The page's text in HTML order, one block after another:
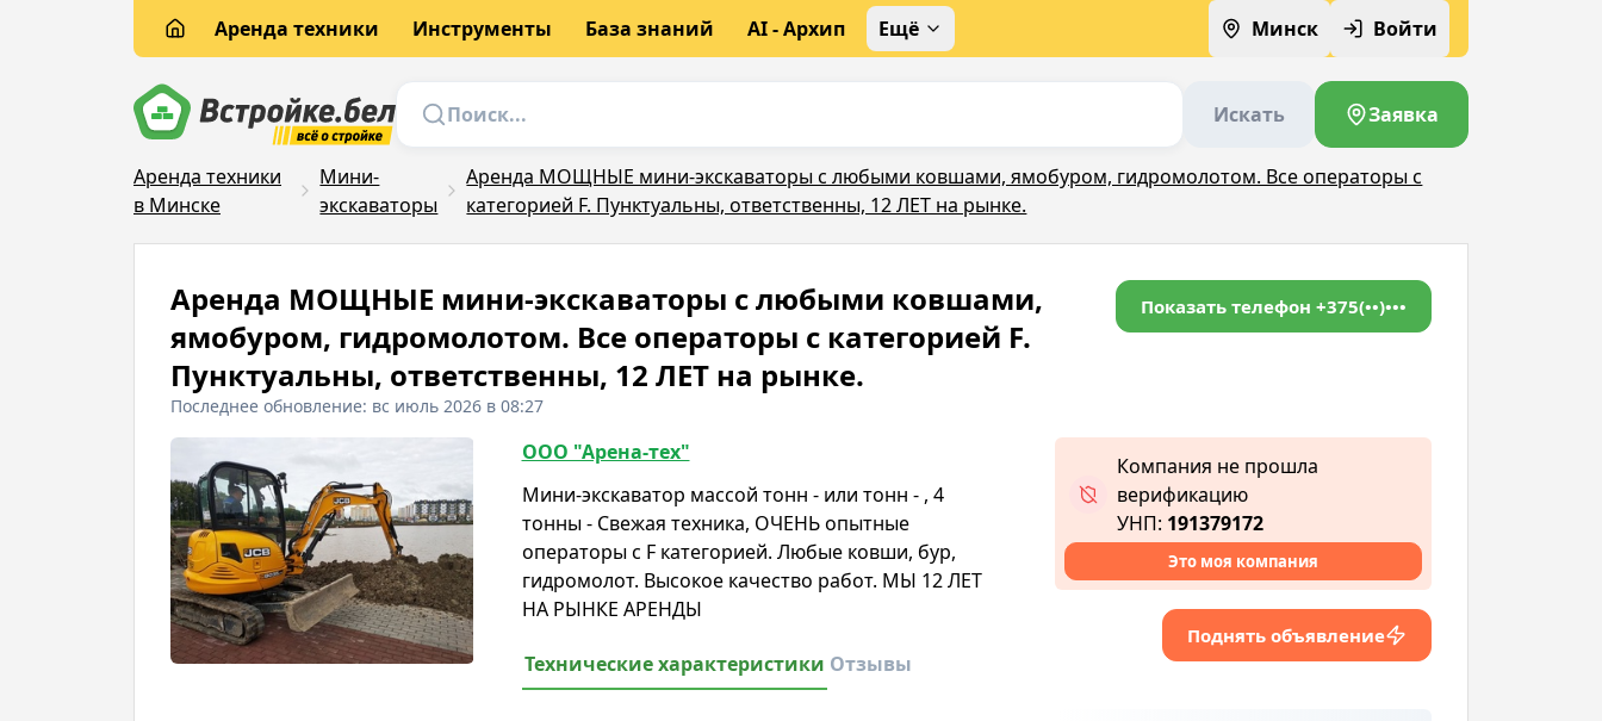
Аренда техники Инструменты База знаний AI - Архип Ещё Минск Войти
Искать Заявка
Аренда техники
в Минске
Мини-
экскаваторы
Аренда МОЩНЫЕ мини-экскаваторы с любыми ковшами, ямобуром, гидромолотом. Все операторы с
категорией F. Пунктуальны, ответственны, 12 ЛЕТ на рынке.
Аренда МОЩНЫЕ мини-экскаваторы с любыми ковшами,
ямобуром, гидромолотом. Все операторы с категорией F.
Пунктуальны, ответственны, 12 ЛЕТ на рынке.
Последнее обновление: вс июль 2026 в 08:27
Показать телефон +375(••)•••
ООО "Арена-тех"
Мини-экскаватор массой тонн - или тонн - , 4
тонны - Свежая техника, ОЧЕНЬ опытные
операторы с F категорией. Любые ковши, бур,
гидромолот. Высокое качество работ. МЫ 12 ЛЕТ
НА РЫНКЕ АРЕНДЫ
Технические характеристики Отзывы
Компания не прошла
верификацию
УНП: 191379172
Это моя компания
Поднять объявление